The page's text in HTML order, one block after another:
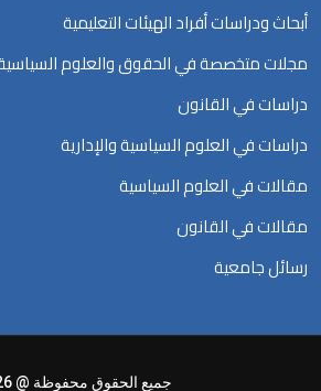
أبحاث ودراسات أفراد الهيئات التعليمية
مجلات متخصصة في الحقوق والعلوم السياسية
دراسات في القانون
دراسات في العلوم السياسية والإدارية
مقالات في العلوم السياسية
مقالات في القانون
رسائل جامعية
جميع الحقوق محفوظة @ 2026